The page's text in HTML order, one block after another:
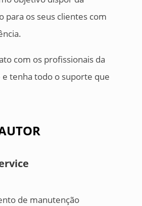
para os seus clientes com
com os profissionais da
e tenha todo o suporte que
de manutenção